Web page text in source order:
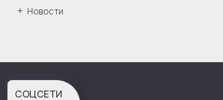
Новости
СОЦСЕТИ